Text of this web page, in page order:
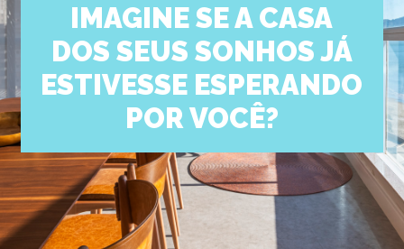
IMAGINE SE A CASA
DOS SEUS SONHOS JÁ
ESTIVESSE ESPERANDO
POR VOCÊ?